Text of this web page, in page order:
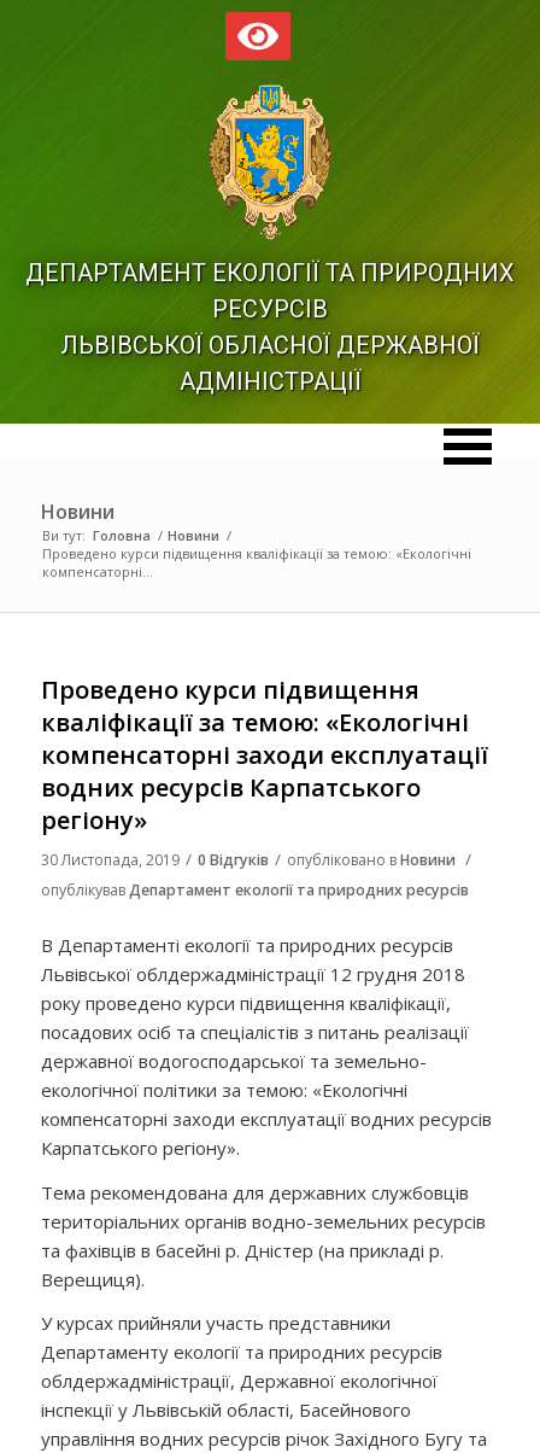
ДЕПАРТАМЕНТ ЕКОЛОГІЇ ТА ПРИРОДНИХ
РЕСУРСІВ
ЛЬВІВСЬКОЇ ОБЛАСНОЇ ДЕРЖАВНОЇ
АДМІНІСТРАЦІЇ
Новини
Ви тут: Головна / Новини /
Проведено курси підвищення кваліфікації за темою: «Екологічні
компенсаторні...
Проведено курси підвищення
кваліфікації за темою: «Екологічні
компенсаторні заходи експлуатації
водних ресурсів Карпатського
регіону»
30 Листопада, 2019 / 0 Відгуків / опубліковано вНовини /
опублікувавДепартамент екології та природних ресурсів
В Департаменті екології та природних ресурсів
Львівської облдержадміністрації 12 грудня 2018
року проведено курси підвищення кваліфікації,
посадових осіб та спеціалістів з питань реалізації
державної водогосподарської та земельно-
екологічної політики за темою: «Екологічні
компенсаторні заходи експлуатації водних ресурсів
Карпатського регіону».
Тема рекомендована для державних службовців
територіальних органів водно-земельних ресурсів
та фахівців в басейні р. Дністер (на прикладі р.
Верещиця).
У курсах прийняли участь представники
Департаменту екології та природних ресурсів
облдержадміністрації, Державної екологічної
інспекції у Львівській області, Басейнового
управління водних ресурсів річок Західного Бугу та